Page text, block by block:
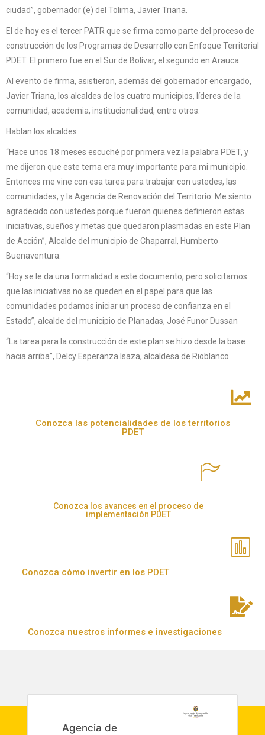
ciudad”, gobernador (e) del Tolima, Javier Triana.
El de hoy es el tercer PATR que se firma como parte del proceso de
construcción de los Programas de Desarrollo con Enfoque Territorial
PDET. El primero fue en el Sur de Bolívar, el segundo en Arauca.
Al evento de firma, asistieron, además del gobernador encargado,
Javier Triana, los alcaldes de los cuatro municipios, líderes de la
comunidad, academia, institucionalidad, entre otros.
Hablan los alcaldes
“Hace unos 18 meses escuché por primera vez la palabra PDET, y
me dijeron que este tema era muy importante para mi municipio.
Entonces me vine con esa tarea para trabajar con ustedes, las
comunidades, y la Agencia de Renovación del Territorio. Me siento
agradecido con ustedes porque fueron quienes definieron estas
iniciativas, sueños y metas que quedaron plasmadas en este Plan
de Acción”, Alcalde del municipio de Chaparral, Humberto
Buenaventura.
“Hoy se le da una formalidad a este documento, pero solicitamos
que las iniciativas no se queden en el papel para que las
comunidades podamos iniciar un proceso de confianza en el
Estado”, alcalde del municipio de Planadas, José Funor Dussan
“La tarea para la construcción de este plan se hizo desde la base
hacia arriba”, Delcy Esperanza Isaza, alcaldesa de Rioblanco
Conozca las potencialidades de los territorios
PDET
Conozca los avances en el proceso de
implementación PDET
Conozca cómo invertir en los PDET
Conozca nuestros informes e investigaciones
Agencia de